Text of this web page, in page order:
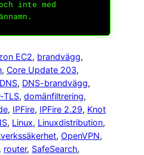
inte med
EC2, brandvägg
, Core Update 203
DNS, DNS-brandvägg
TLS, domänfiltrering
, IPFire, IPFire 2.29, Knot
, Linux, Linuxdistribution
, OpenVPN
, router, SafeSearch